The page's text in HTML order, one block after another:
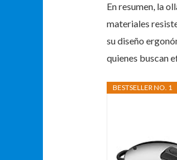
En resumen, la
materiales
su diseño
quienes buscan
BESTSELLER NO. 1